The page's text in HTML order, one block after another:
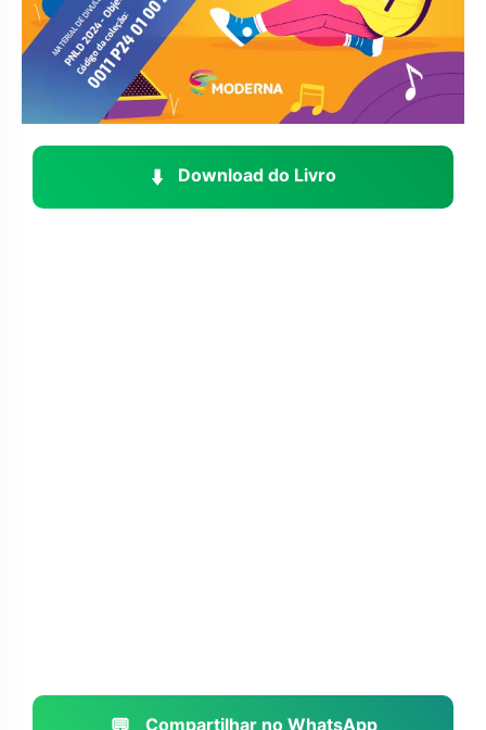
⬇️ Download do Livro
Compartilhar no WhatsApp